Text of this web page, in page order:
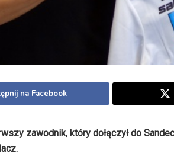
na Facebook
zawodnik, który dołączył do